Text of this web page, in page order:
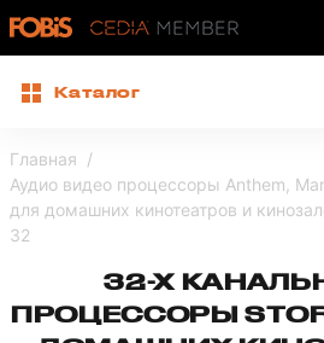
Каталог
Главная
Аудио видео процессоры Anthem,
для домашних кинотеатров и
32
32-Х
ПРОЦЕССОРЫ